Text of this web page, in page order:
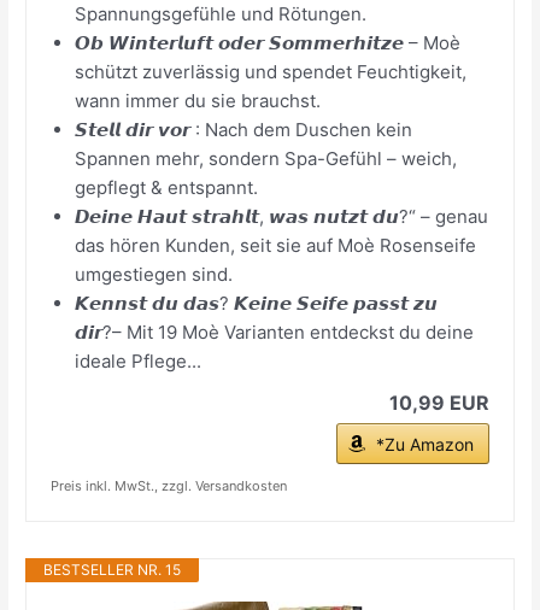
Spannungsgefühle und Rötungen.
𝙊𝙗 𝙒𝙞𝙣𝙩𝙚𝙧𝙡𝙪𝙛𝙩 𝙤𝙙𝙚𝙧 𝙎𝙤𝙢𝙢𝙚𝙧𝙝𝙞𝙩𝙯𝙚 – Moè
schützt zuverlässig und spendet Feuchtigkeit,
wann immer du sie brauchst.
𝙎𝙩𝙚𝙡𝙡 𝙙𝙞𝙧 𝙫𝙤𝙧 : Nach dem Duschen kein
Spannen mehr, sondern Spa-Gefühl – weich,
gepflegt & entspannt.
𝘿𝙚𝙞𝙣𝙚 𝙃𝙖𝙪𝙩 𝙨𝙩𝙧𝙖𝙝𝙡𝙩, 𝙬𝙖𝙨 𝙣𝙪𝙩𝙯𝙩 𝙙𝙪?“ – genau
das hören Kunden, seit sie auf Moè Rosenseife
umgestiegen sind.
𝙆𝙚𝙣𝙣𝙨𝙩 𝙙𝙪 𝙙𝙖𝙨? 𝙆𝙚𝙞𝙣𝙚 𝙎𝙚𝙞𝙛𝙚 𝙥𝙖𝙨𝙨𝙩 𝙯𝙪
𝙙𝙞𝙧?– Mit 19 Moè Varianten entdeckst du deine
ideale Pflege...
10,99 EUR
*Zu Amazon
Preis inkl. MwSt., zzgl. Versandkosten
BESTSELLER NR. 15